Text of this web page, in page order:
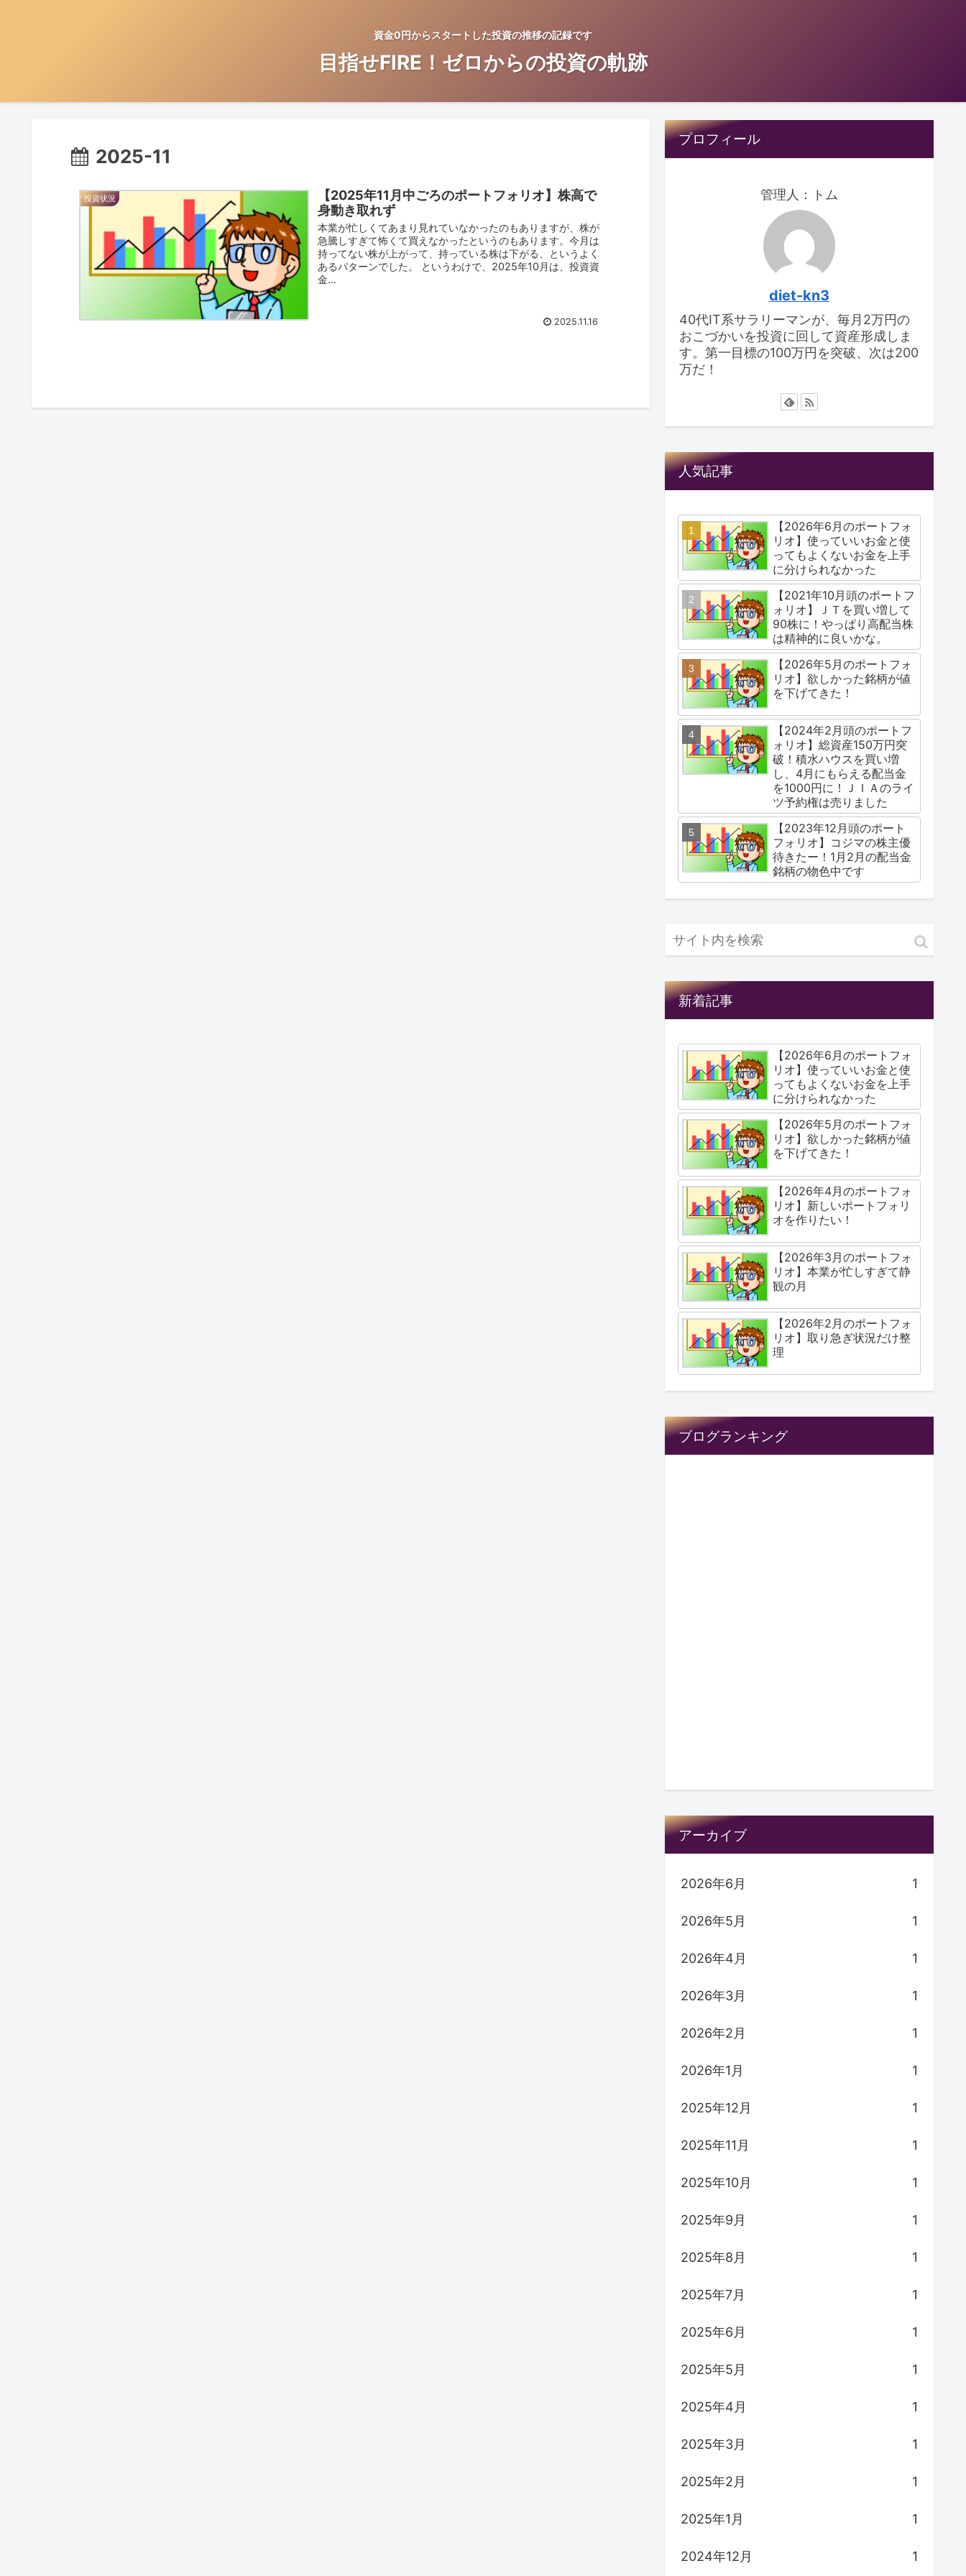
資金0円からスタートした投資の推移の記録です
目指せFIRE！ゼロからの投資の軌跡
2025-11
投資状況
【2025年11月中ごろのポートフォリオ】株高で
身動き取れず
本業が忙しくてあまり見れていなかったのもありますが、株が
急騰しすぎて怖くて買えなかったというのもあります。今月は
持ってない株が上がって、持っている株は下がる、というよく
あるパターンでした。 というわけで、2025年10月は、投資資
金...
2025.11.16
プロフィール
管理人：トム
diet-kn3
40代IT系サラリーマンが、毎月2万円の
おこづかいを投資に回して資産形成しま
す。第一目標の100万円を突破、次は200
万だ！
人気記事
【2026年6月のポートフォ
リオ】使っていいお金と使
ってもよくないお金を上手
に分けられなかった
【2021年10月頭のポートフ
ォリオ】ＪＴを買い増して
90株に！やっぱり高配当株
は精神的に良いかな。
【2026年5月のポートフォ
リオ】欲しかった銘柄が値
を下げてきた！
【2024年2月頭のポートフ
ォリオ】総資産150万円突
破！積水ハウスを買い増
し、4月にもらえる配当金
を1000円に！ＪＩＡのライ
ツ予約権は売りました
【2023年12月頭のポート
フォリオ】コジマの株主優
待きたー！1月2月の配当金
銘柄の物色中です
新着記事
【2026年6月のポートフォ
リオ】使っていいお金と使
ってもよくないお金を上手
に分けられなかった
【2026年5月のポートフォ
リオ】欲しかった銘柄が値
を下げてきた！
【2026年4月のポートフォ
リオ】新しいポートフォリ
オを作りたい！
【2026年3月のポートフォ
リオ】本業が忙しすぎて静
観の月
【2026年2月のポートフォ
リオ】取り急ぎ状況だけ整
理
ブログランキング
アーカイブ
2026年6月 1
2026年5月 1
2026年4月 1
2026年3月 1
2026年2月 1
2026年1月 1
2025年12月 1
2025年11月 1
2025年10月 1
2025年9月 1
2025年8月 1
2025年7月 1
2025年6月 1
2025年5月 1
2025年4月 1
2025年3月 1
2025年2月 1
2025年1月 1
2024年12月 1